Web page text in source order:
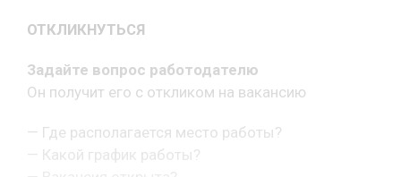
ОТКЛИКНУТЬСЯ
Задайте вопрос работодателю
Он получит его с откликом на вакансию
— Где располагается место работы?
— Какой график работы?